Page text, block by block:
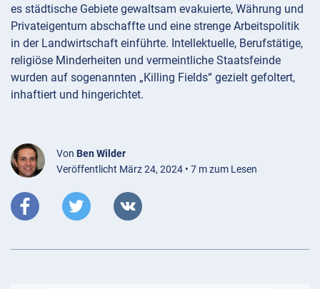
es städtische Gebiete gewaltsam evakuierte, Währung und
Privateigentum abschaffte und eine strenge Arbeitspolitik
in der Landwirtschaft einführte. Intellektuelle, Berufstätige,
religiöse Minderheiten und vermeintliche Staatsfeinde
wurden auf sogenannten „Killing Fields“ gezielt gefoltert,
inhaftiert und hingerichtet.
Von Ben Wilder
Veröffentlicht März 24, 2024 • 7 m zum Lesen